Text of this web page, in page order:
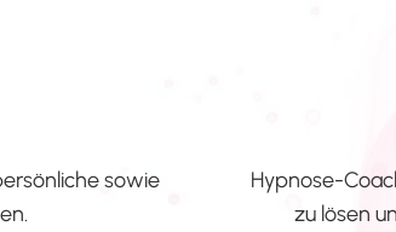
sowie
Hypnose-
zu lösen